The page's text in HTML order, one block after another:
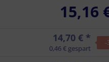
15,16
14,70 € *
0,46 € gespart
-